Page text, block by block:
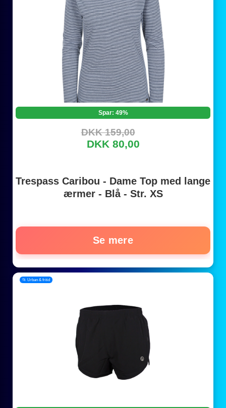
Spar: 49%
DKK 159,00
DKK 80,00
Trespass Caribou - Dame Top med lange
ærmer - Blå - Str. XS
Se mere
📂 Urban & fritid